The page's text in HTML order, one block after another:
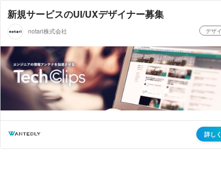
新規サービスのUI/UXデザイナー募集
notari株式会社 デザ
詳し